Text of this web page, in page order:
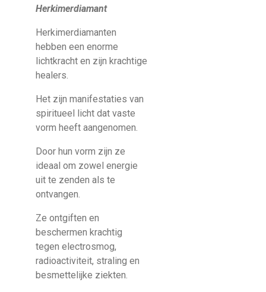
Herkimerdiamant
Herkimerdiamanten
hebben een enorme
lichtkracht en zijn krachtige
healers.
Het zijn manifestaties van
spiritueel licht dat vaste
vorm heeft aangenomen.
Door hun vorm zijn ze
ideaal om zowel energie
uit te zenden als te
ontvangen.
Ze ontgiften en
beschermen krachtig
tegen electrosmog,
radioactiviteit, straling en
besmettelijke ziekten.